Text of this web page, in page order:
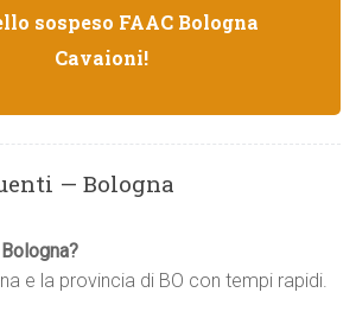
sospeso FAAC Bologna
Cavaioni!
— Bologna
e la provincia di BO con tempi rapidi.